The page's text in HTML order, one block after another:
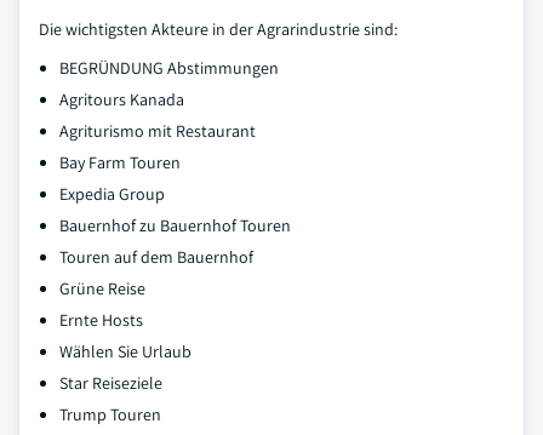
Die wichtigsten Akteure in der Agrarindustrie sind:
BEGRÜNDUNG Abstimmungen
Agritours Kanada
Agriturismo mit Restaurant
Bay Farm Touren
Expedia Group
Bauernhof zu Bauernhof Touren
Touren auf dem Bauernhof
Grüne Reise
Ernte Hosts
Wählen Sie Urlaub
Star Reiseziele
Trump Touren